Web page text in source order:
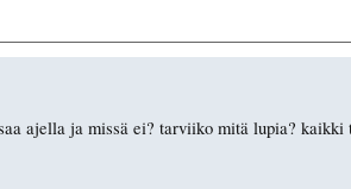
ajella ja missä ei? tarviiko mitä lupia? kaikki